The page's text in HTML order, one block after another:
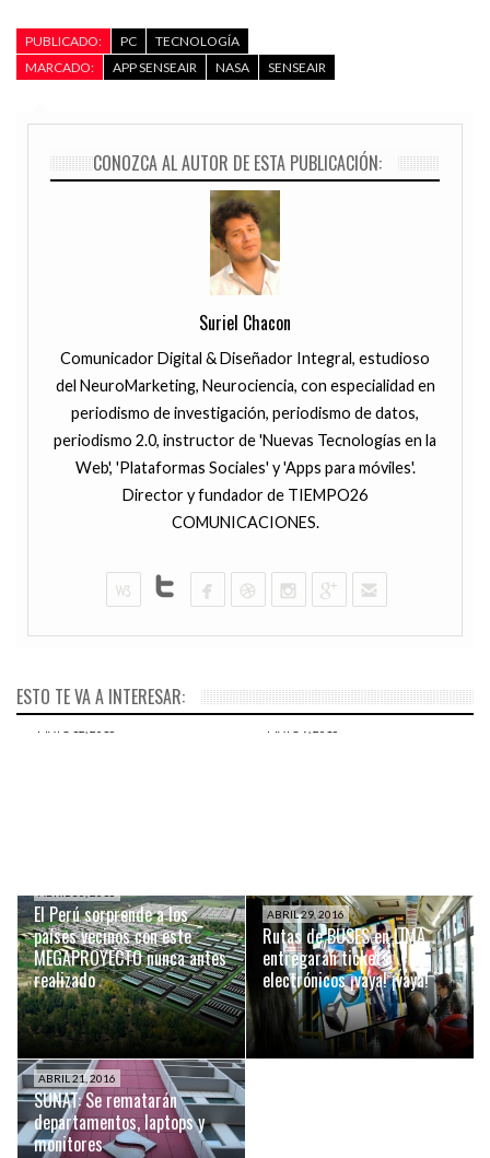
PUBLICADO: PC
TECNOLOGÍA
MARCADO:
APP SENSEAIR NASA SENSEAIR
CONOZCA AL AUTOR DE ESTA PUBLICACIÓN:
Suriel Chacon
Comunicador Digital & Diseñador Integral, estudioso
del NeuroMarketing, Neurociencia, con especialidad en
periodismo de investigación, periodismo de datos,
periodismo 2.0, instructor de 'Nuevas Tecnologías en la
Web', 'Plataformas Sociales' y 'Apps para móviles'.
Director y fundador de TIEMPO26
COMUNICACIONES.
ESTO TE VA A INTERESAR:
El Perú sorprende a los
países vecinos con este
MEGAPROYECTO nunca antes
realizado
ABRIL 29, 2016
Rutas de BUSES en LIMA
entregarán tickets
electrónicos ¡vaya! ¡vaya!
ABRIL 21, 2016
SUNAT: Se rematarán
departamentos, laptops y
monitores